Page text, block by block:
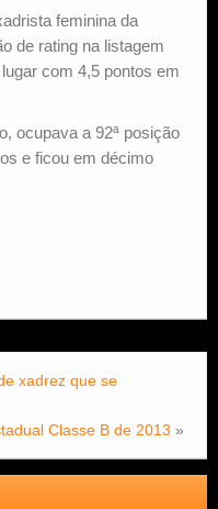
feminina da
de rating na listagem
com 4,5 pontos em
ocupava a 92ª posição
e ficou em décimo
xadrez que se
Classe B de 2013 »